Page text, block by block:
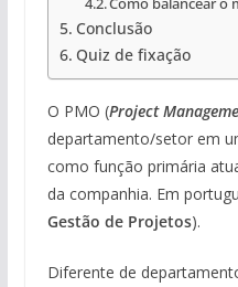
Conclusão
Quiz de fixação
O PMO (Project
departamento/setor em
como função primária
da companhia. Em
Gestão de Projetos).
Diferente de